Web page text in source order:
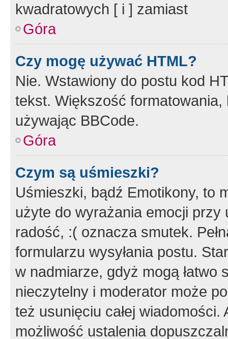
kwadratowych [ i ] zamiast
Góra
Czy mogę używać HTML?
Nie. Wstawiony do postu kod
tekst. Większość
używając BBCode.
Góra
Czym są uśmieszki?
Uśmieszki, bądź Emotikony, to
użyte do wyrażania emocji
radość, :( oznacza smutek.
formularzu wysyłania postu.
w nadmiarze, gdyż mogą
nieczytelny i moderator może
też usunięciu całej
możliwość ustalenia